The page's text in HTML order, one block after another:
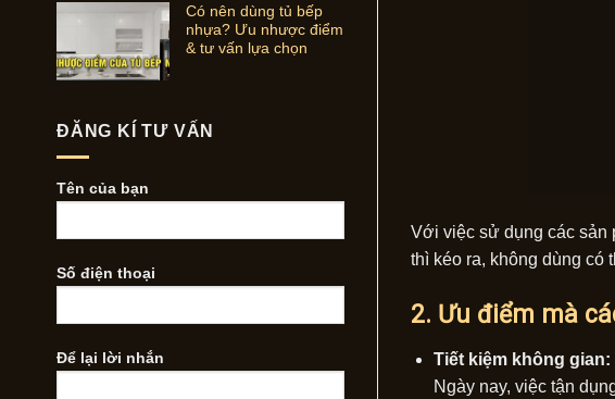
Có nên dùng tủ bếp
nhựa? Ưu nhược điểm
& tư vấn lựa chọn
ĐĂNG KÍ TƯ VẤN
Tên của bạn
Số điện thoại
Để lại lời nhắn
Với việc sử dụng các sản
thì kéo ra, không dùng có
2. Ưu điểm mà
Tiết kiệm không gian:
Ngày nay, việc tận